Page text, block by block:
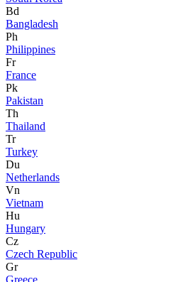
Bd
Bangladesh
Ph
Philippines
Fr
France
Pk
Pakistan
Th
Thailand
Tr
Turkey
Du
Netherlands
Vn
Vietnam
Hu
Hungary
Cz
Czech Republic
Gr
Greece